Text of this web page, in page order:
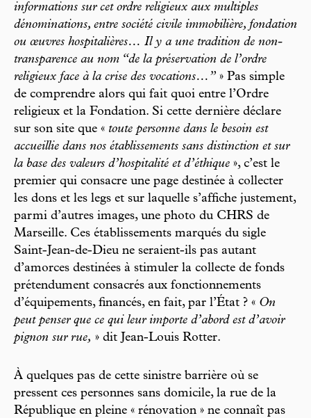
informations sur cet ordre religieux aux multiples
dénominations, entre société civile immobilière, fondation
ou œuvres hospitalières… Il y a une tradition de non-
transparence au nom “de la préservation de l’ordre
religieux face à la crise des vocations…” » Pas simple
de comprendre alors qui fait quoi entre l’Ordre
religieux et la Fondation. Si cette dernière déclare
sur son site que « toute personne dans le besoin est
accueillie dans nos établissements sans distinction et sur
la base des valeurs d’hospitalité et d’éthique », c’est le
premier qui consacre une page destinée à collecter
les dons et les legs et sur laquelle s’affiche justement,
parmi d’autres images, une photo du CHRS de
Marseille. Ces établissements marqués du sigle
Saint-Jean-de-Dieu ne seraient-ils pas autant
d’amorces destinées à stimuler la collecte de fonds
prétendument consacrés aux fonctionnements
d’équipements, financés, en fait, par l’État ? « On
peut penser que ce qui leur importe d’abord est d’avoir
pignon sur rue, » dit Jean-Louis Rotter.
À quelques pas de cette sinistre barrière où se
pressent ces personnes sans domicile, la rue de la
République en pleine « rénovation » ne connaît pas